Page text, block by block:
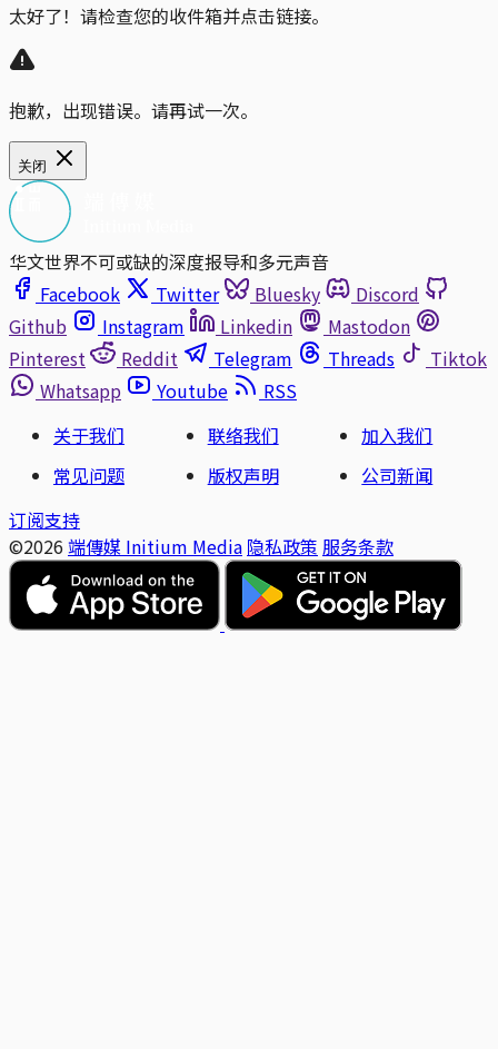
太好了！请检查您的收件箱并点击链接。
抱歉，出现错误。请再试一次。
关闭
华文世界不可或缺的深度报导和多元声音
Facebook
Twitter Bluesky
Discord
Github
Instagram Linkedin
Mastodon
Pinterest
Reddit Telegram Threads
Tiktok
Whatsapp
Youtube
RSS
关于我们
联络我们
加入我们
常见问题
版权声明
公司新闻
订阅支持
©2026 端傳媒 Initium Media 隐私政策 服务条款